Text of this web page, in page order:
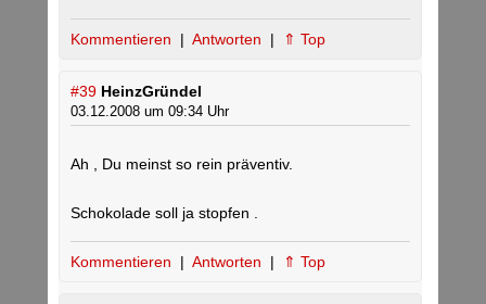
Kommentieren | Antworten | ⇑ Top
#39 HeinzGründel
03.12.2008 um 09:34 Uhr
Ah , Du meinst so rein präventiv.
Schokolade soll ja stopfen .
Kommentieren | Antworten | ⇑ Top